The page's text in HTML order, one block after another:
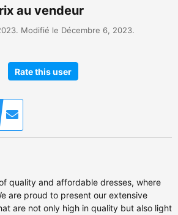
au vendeur
Modifié le Décembre 6, 2023.
Rate this user
quality and affordable dresses, where
are proud to present our extensive
are not only high in quality but also light